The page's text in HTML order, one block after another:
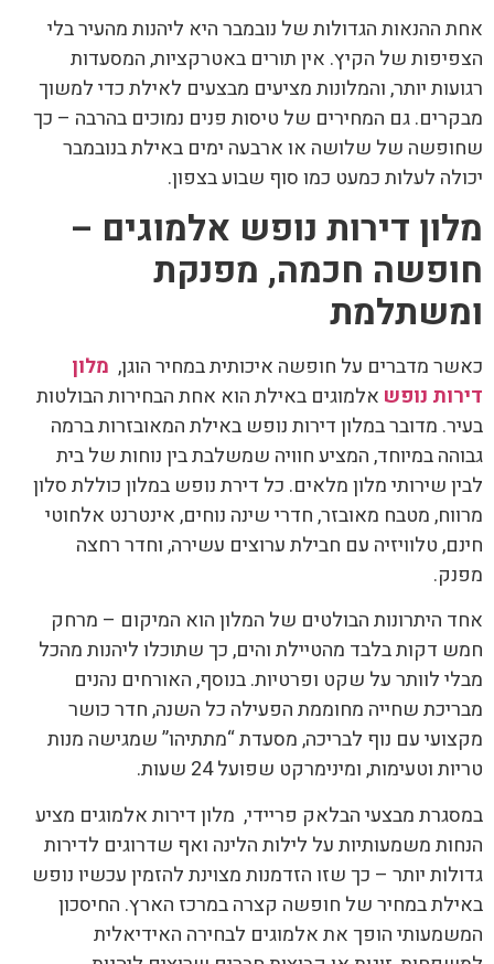
אחת ההנאות הגדולות של נובמבר היא ליהנות מהעיר בלי
הצפיפות של הקיץ. אין תורים באטרקציות, המסעדות
רגועות יותר, והמלונות מציעים מבצעים לאילת כדי למשוך
מבקרים. גם המחירים של טיסות פנים נמוכים בהרבה – כך
שחופשה של שלושה או ארבעה ימים באילת בנובמבר
יכולה לעלות כמעט כמו סוף שבוע בצפון.
מלון דירות נופש אלמוגים –
חופשה חכמה, מפנקת
ומשתלמת
כאשר מדברים על חופשה איכותית במחיר הוגן, מלון
דירות נופש אלמוגים באילת הוא אחת הבחירות הבולטות
בעיר. מדובר במלון דירות נופש באילת המאובזרות ברמה
גבוהה במיוחד, המציע חוויה שמשלבת בין נוחות של בית
לבין שירותי מלון מלאים. כל דירת נופש במלון כוללת סלון
מרווח, מטבח מאובזר, חדרי שינה נוחים, אינטרנט אלחוטי
חינם, טלוויזיה עם חבילת ערוצים עשירה, וחדר רחצה
מפנק.
אחד היתרונות הבולטים של המלון הוא המיקום – מרחק
חמש דקות בלבד מהטיילת והים, כך שתוכלו ליהנות מהכל
מבלי לוותר על שקט ופרטיות. בנוסף, האורחים נהנים
מבריכת שחייה מחוממת הפעילה כל השנה, חדר כושר
מקצועי עם נוף לבריכה, מסעדת “מתתיהו” שמגישה מנות
טריות וטעימות, ומינימרקט שפועל 24 שעות.
במסגרת מבצעי הבלאק פריידי, מלון דירות אלמוגים מציע
הנחות משמעותיות על לילות הלינה ואף שדרוגים לדירות
גדולות יותר – כך שזו הזדמנות מצוינת להזמין עכשיו נופש
באילת במחיר של חופשה קצרה במרכז הארץ. החיסכון
המשמעותי הופך את אלמוגים לבחירה האידיאלית